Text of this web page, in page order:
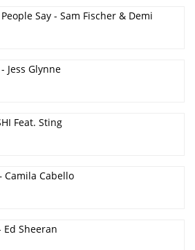
Say - Sam Fischer & Demi
Jess Glynne
Feat. Sting
Camila Cabello
Ed Sheeran